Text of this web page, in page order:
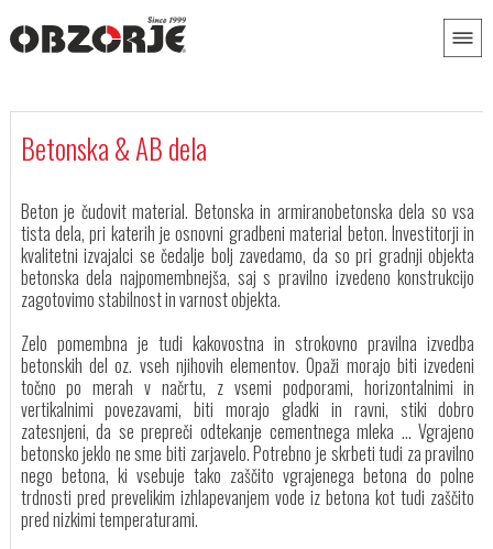
Betonska & AB dela
Beton je čudovit material. Betonska in armiranobetonska dela so vsa
tista dela, pri katerih je osnovni gradbeni material beton. Investitorji in
kvalitetni izvajalci se čedalje bolj zavedamo, da so pri gradnji objekta
betonska dela najpomembnejša, saj s pravilno izvedeno konstrukcijo
zagotovimo stabilnost in varnost objekta.
Zelo pomembna je tudi kakovostna in strokovno pravilna izvedba
betonskih del oz. vseh njihovih elementov. Opaži morajo biti izvedeni
točno po merah v načrtu, z vsemi podporami, horizontalnimi in
vertikalnimi povezavami, biti morajo gladki in ravni, stiki dobro
zatesnjeni, da se prepreči odtekanje cementnega mleka ... Vgrajeno
betonsko jeklo ne sme biti zarjavelo. Potrebno je skrbeti tudi za pravilno
nego betona, ki vsebuje tako zaščito vgrajenega betona do polne
trdnosti pred prevelikim izhlapevanjem vode iz betona kot tudi zaščito
pred nizkimi temperaturami.